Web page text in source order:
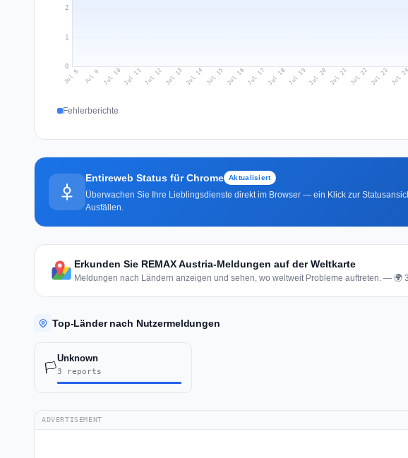
0
1
2
Jul 8 Jul 9 Jul 10 Jul 11Jul 12 Jul 13 Jul 14 Jul 15 Jul 16Jul 17 Jul 18Jul 19 Jul 20 Jul 21 Jul 22 Jul 23 Jul 24
Fehlerberichte
Entireweb Status für Chrome Aktualisiert
Überwachen Sie Ihre Lieblingsdienste direkt im Browser — ein Klick zur
Ausfällen.
Erkunden Sie REMAX Austria-Meldungen auf der Weltkarte
Meldungen nach Ländern anzeigen und sehen, wo weltweit Probleme auftreten. — 🌍
Top-Länder nach Nutzermeldungen
🏳️
Unknown
3 reports
ADVERTISEMENT